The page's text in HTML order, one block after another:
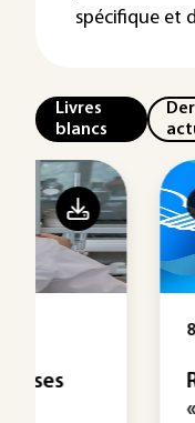
spécifique et
Livres
blancs
Livre blanc
8 Septembre
Rencontre
«